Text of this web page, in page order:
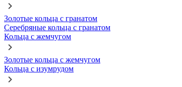
Золотые кольца с гранатом
Серебряные кольца с гранатом
Кольца с жемчугом
Золотые кольца с жемчугом
Кольца с изумрудом